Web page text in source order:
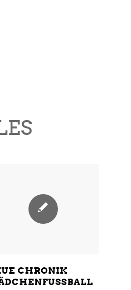
CHRONIK